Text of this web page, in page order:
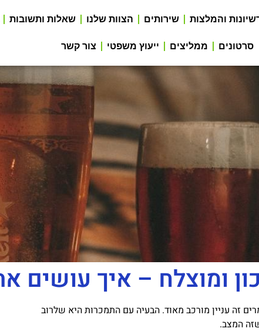
והמלצות שירותים הצוות שלנו שאלות ותשובות
סרטונים ממליצים ייעוץ משפטי צור קשר
ומוצלח – איך עושים
זה עניין מורכב מאוד. הבעיה עם התמכרות היא שלרוב
המצב.